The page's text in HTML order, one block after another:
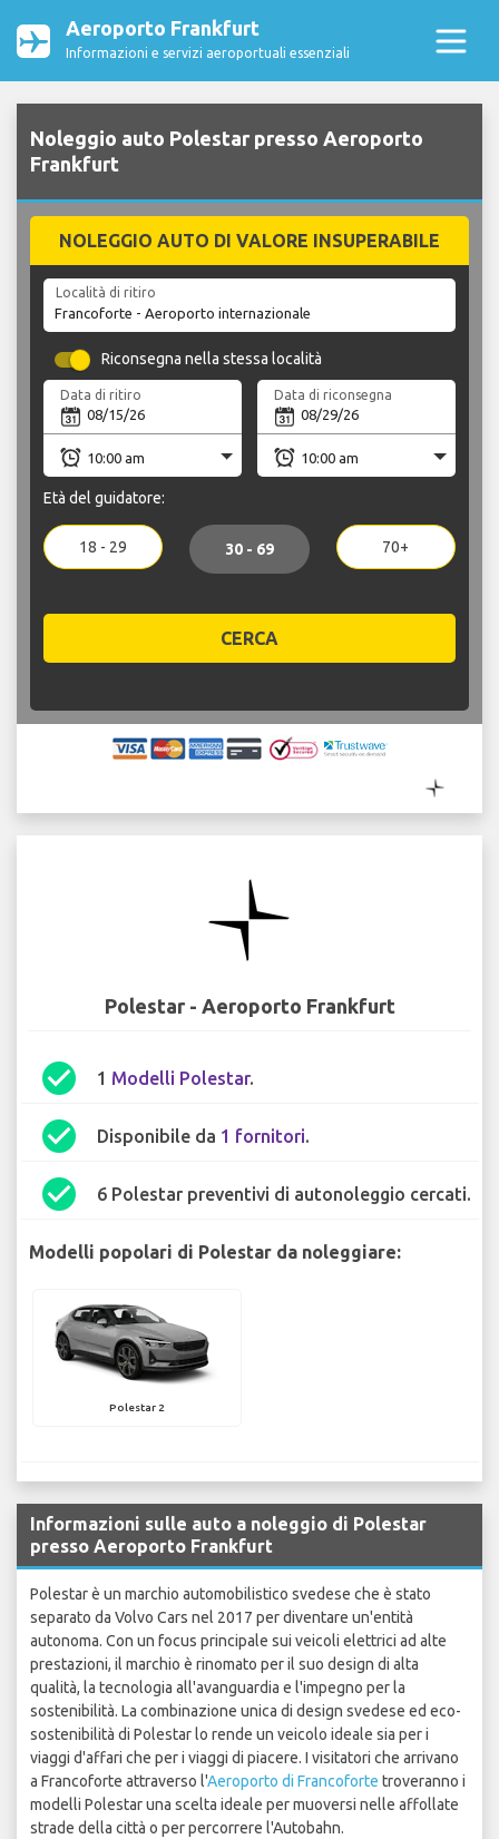
Aeroporto Frankfurt
Informazioni e servizi aeroportuali essenziali
Noleggio auto Polestar presso Aeroporto
Frankfurt
NOLEGGIO AUTO DI VALORE INSUPERABILE
Località di ritiro
Riconsegna nella stessa località
Data di ritiro Data di riconsegna
Età del guidatore:
18 - 29 30 - 69 70+
CERCA
Polestar - Aeroporto Frankfurt
check_circle 1 Modelli Polestar.
check_circle Disponibile da 1 fornitori.
check_circle 6 Polestar preventivi di autonoleggio cercati.
Modelli popolari di Polestar da noleggiare:
Polestar 2
Informazioni sulle auto a noleggio di Polestar
presso Aeroporto Frankfurt
Polestar è un marchio automobilistico svedese che è stato
separato da Volvo Cars nel 2017 per diventare un'entità
autonoma. Con un focus principale sui veicoli elettrici ad alte
prestazioni, il marchio è rinomato per il suo design di alta
qualità, la tecnologia all'avanguardia e l'impegno per la
sostenibilità. La combinazione unica di design svedese ed eco-
sostenibilità di Polestar lo rende un veicolo ideale sia per i
viaggi d'affari che per i viaggi di piacere. I visitatori che arrivano
a Francoforte attraverso l'Aeroporto di Francoforte troveranno i
modelli Polestar una scelta ideale per muoversi nelle affollate
strade della città o per percorrere l'Autobahn.